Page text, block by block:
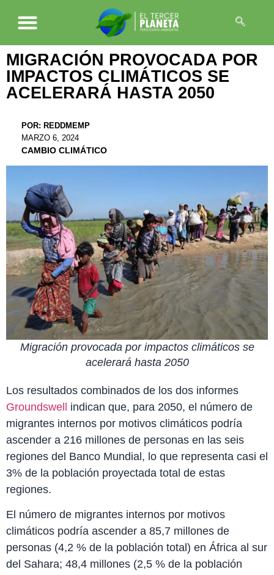
MIGRACIÓN PROVOCADA POR
IMPACTOS CLIMÁTICOS SE
ACELERARÁ HASTA 2050
POR: REDDMEMP
MARZO 6, 2024
CAMBIO CLIMÁTICO
Migración provocada por impactos climáticos se
acelerará hasta 2050
Los resultados combinados de los dos informes
Groundswell indican que, para 2050, el número de
migrantes internos por motivos climáticos podría
ascender a 216 millones de personas en las seis
regiones del Banco Mundial, lo que representa casi el
3% de la población proyectada total de estas
regiones.
El número de migrantes internos por motivos
climáticos podría ascender a 85,7 millones de
personas (4,2 % de la población total) en África al sur
del Sahara; 48,4 millones (2,5 % de la población